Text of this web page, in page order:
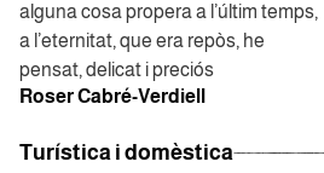
alguna cosa propera a l’últim temps,
a l’eternitat, que era repòs, he
pensat, delicat i preciós
Roser Cabré-Verdiell
Turística i domèstica